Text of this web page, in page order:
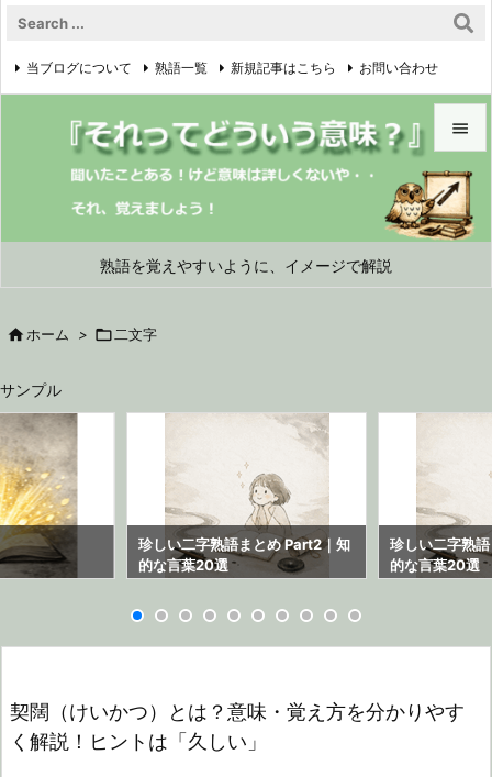
熟語を覚えやすいように、イメージで解説


メニュ


当ブログについて 熟語一覧 新規記事はこちら お問い合わせ
プライバシーポリシー 
 ホーム >  二文字
サンプル
珍しい二字熟語まとめ Part2｜知
的な言葉20選
珍しい二字熟
的な言葉20選
契闊（けいかつ）とは？意味・覚え方を分かりやす
く解説！ヒントは「久しい」